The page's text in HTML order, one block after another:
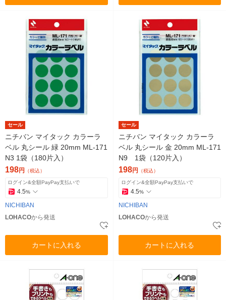
セール
ニチバン マイタック カラーラ
ベル 丸シール 緑 20mm ML-171
N3 1袋（180片入）
198円 （税込）
ログイン&全額PayPay支払いで
4.5%
NICHIBAN
LOHACOから発送
カートに入れる
セール
ニチバン マイタック カラーラ
ベル 丸シール 金 20mm ML-171
N9 1袋（120片入）
198円 （税込）
ログイン&全額PayPay支払いで
4.5%
NICHIBAN
LOHACOから発送
カートに入れる